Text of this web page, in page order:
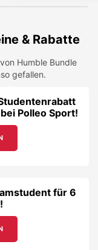
& Rabatte
von Humble Bundle
gefallen.
Polleo Sport!
für 6